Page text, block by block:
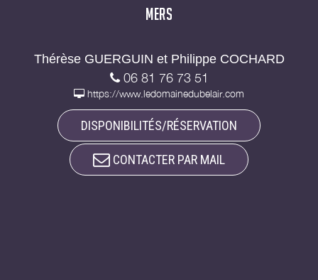
MERS
Thérèse GUERGUIN et Philippe COCHARD
06 81 76 73 51
https://www.ledomainedubelair.com
DISPONIBILITÉS/RÉSERVATION
CONTACTER PAR MAIL